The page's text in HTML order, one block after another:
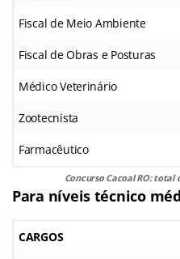
Fiscal de Meio Ambiente
Fiscal de Obras e Posturas
Médico Veterinário
Zootecnista
Farmacêutico
Concurso Cacoal RO: total
Para níveis técnico
CARGOS